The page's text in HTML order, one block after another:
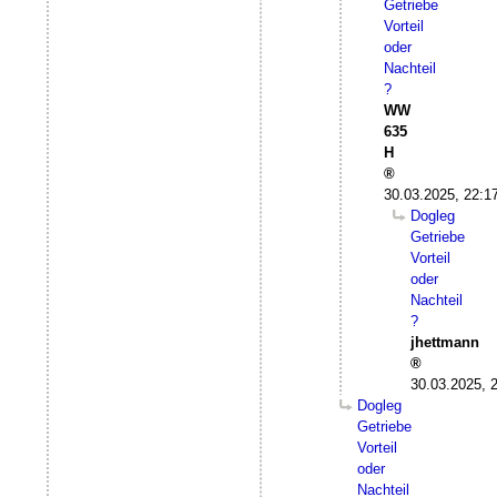
Getriebe
Vorteil
oder
Nachteil
?
WW
635
H
30.03.2025,
Dogleg
Getriebe
Vorteil
oder
Nachteil
?
jhettmann
30.03.2025,
Dogleg
Getriebe
Vorteil
oder
Nachteil